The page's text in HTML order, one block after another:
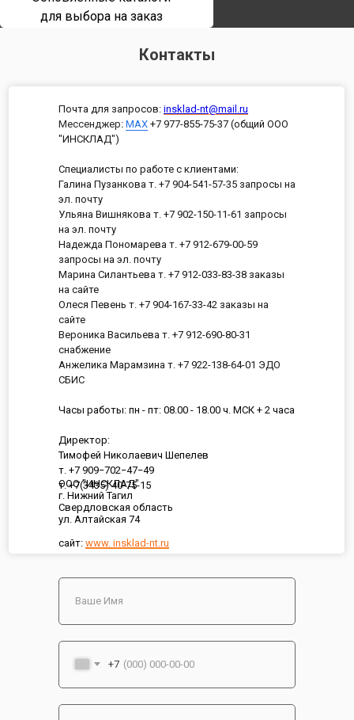
для выбора на заказ
Контакты
ООО "ИНСКЛАД"
г. Нижний Тагил
Свердловская область
ул. Алтайская 74
сайт: www. insklad-nt.ru
Почта для запросов: insklad-nt@mail.ru
Мессенджер: MAX +7 977-855-75-37 (общий ООО
"ИНСКЛАД")
Специалисты по работе с клиентами:
Галина Пузанкова т. +7 904-541-57-35 запросы на
эл. почту
Ульяна Вишнякова т. +7 902-150-11-61 запросы
на эл. почту
Надежда Пономарева т. +7 912-679-00-59
запросы на эл. почту
Марина Силантьева т. +7 912-033-83-38 заказы
на сайте
Олеся Певень т. +7 904-167-33-42 заказы на
сайте
Вероника Васильева т. +7 912-690-80-31
снабжение
Анжелика Марамзина т. +7 922-138-64-01 ЭДО
СБИС
Часы работы: пн - пт: 08.00 - 18.00 ч. МСК + 2 часа
Директор:
Тимофей Николаевич Шепелев
т. +7 909−702−47−49
т. +7(3435) 40-75-15
+7